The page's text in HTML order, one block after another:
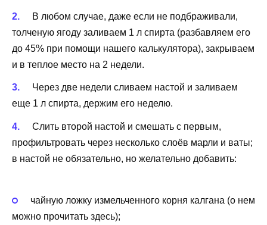
В любом случае, даже если не подбраживали,
толченую ягоду заливаем 1 л спирта (разбавляем его
до 45% при помощи нашего калькулятора), закрываем
и в теплое место на 2 недели.
Через две недели сливаем настой и заливаем
еще 1 л спирта, держим его неделю.
Слить второй настой и смешать с первым,
профильтровать через несколько слоёв марли и ваты;
в настой не обязательно, но желательно добавить:
чайную ложку измельченного корня калгана (о нем
можно прочитать здесь);